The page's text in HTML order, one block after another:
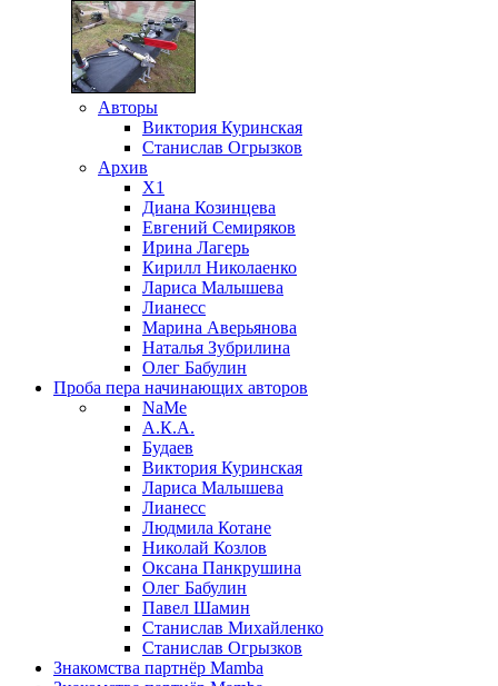
Авторы
Виктория Куринская
Станислав Огрызков
Архив
X1
Диана Козинцева
Евгений Семиряков
Ирина Лагерь
Кирилл Николаенко
Лариса Малышева
Лианесс
Марина Аверьянова
Наталья Зубрилина
Олег Бабулин
Проба пера начинающих авторов
NaMe
А.К.А.
Будаев
Виктория Куринская
Лариса Малышева
Лианесс
Людмила Котане
Николай Козлов
Оксана Панкрушина
Олег Бабулин
Павел Шамин
Станислав Михайленко
Станислав Огрызков
Знакомства партнёр Mamba